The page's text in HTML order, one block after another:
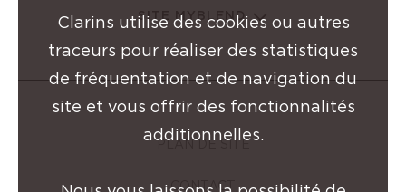
SITE MYBLEND
PLAN DE SITE
CONTACT
Clarins utilise des cookies ou autres
traceurs pour réaliser des statistiques
de fréquentation et de navigation du
site et vous offrir des fonctionnalités
additionnelles.